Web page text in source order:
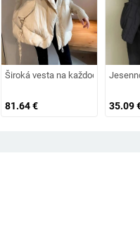
a vreckami
Široká vesta na každodenné
81.64€ 35.09